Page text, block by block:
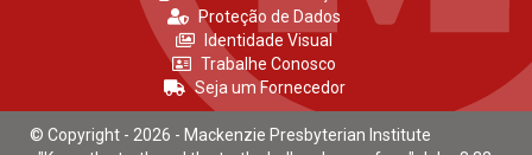
Proteção de Dados
Identidade Visual
Trabalhe Conosco
Seja um Fornecedor
© Copyright - 2026 - Mackenzie Presbyterian Institute